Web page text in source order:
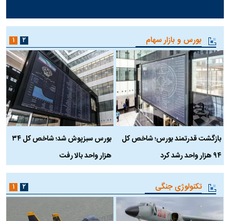
بورس و بازار سهام
بازگشت قدرتمند بورس؛ شاخص کل
۹۴ هزار واحد رشد کرد
بورس سبزپوش شد؛ شاخص کل ۳۴
هزار واحد بالا رفت
۱ ۲
تکنولوژی جنگی ۱ ۲